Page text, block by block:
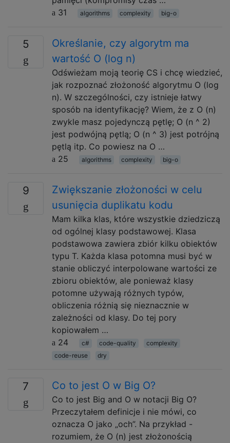
31
algorithms complexity big-o
5
Określanie, czy algorytm ma
wartość O (log n)
Odświeżam moją teorię CS i chcę wiedzieć,
jak rozpoznać złożoność algorytmu O (log
n). W szczególności, czy istnieje łatwy
sposób na identyfikację? Wiem, że z O (n)
zwykle masz pojedynczą pętlę; O (n ^ 2)
jest podwójną pętlą; O (n ^ 3) jest potrójną
pętlą itp. Co powiesz na O …
25
algorithms complexity big-o
9
Zwiększanie złożoności w celu
usunięcia duplikatu kodu
Mam kilka klas, które wszystkie dziedziczą
od ogólnej klasy podstawowej. Klasa
podstawowa zawiera zbiór kilku obiektów
typu T. Każda klasa potomna musi być w
stanie obliczyć interpolowane wartości ze
zbioru obiektów, ale ponieważ klasy
potomne używają różnych typów,
obliczenia różnią się nieznacznie w
zależności od klasy. Do tej pory
kopiowałem …
24
c# code-quality
complexity
code-reuse
dry
7 Co to jest O w Big O?
Co to jest Big and O w notacji Big O?
Przeczytałem definicje i nie mówi, co
oznacza O jako „och”. Na przykład -
rozumiem, że O (n) jest złożonością